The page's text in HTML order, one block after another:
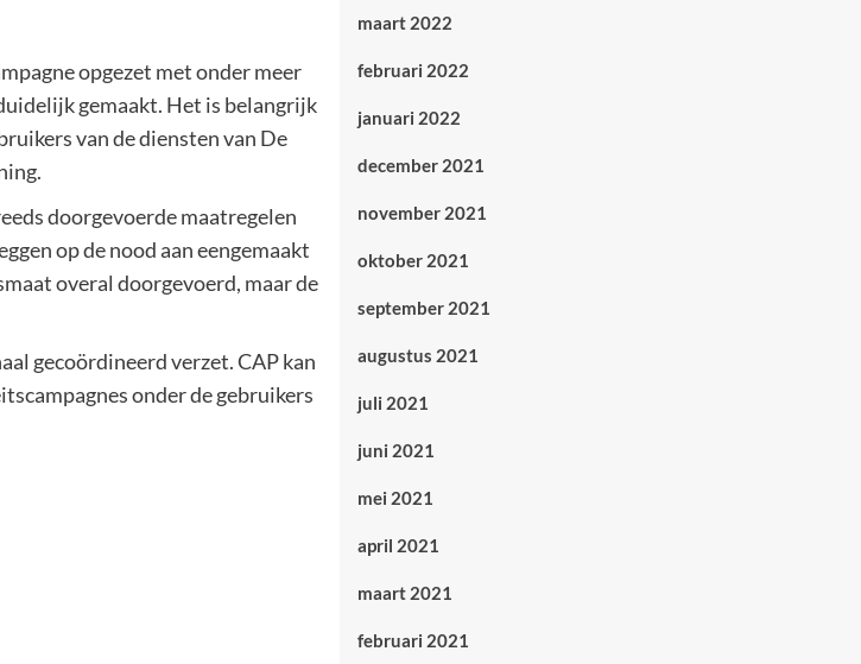
opgezet met onder meer
gemaakt. Het is belangrijk
van de diensten van De
doorgevoerde maatregelen
op de nood aan eengemaakt
overal doorgevoerd, maar de
gecoördineerd verzet. CAP kan
onder de gebruikers
maart 2022
februari 2022
januari 2022
december 2021
november 2021
oktober 2021
september 2021
augustus 2021
juli 2021
juni 2021
mei 2021
april 2021
maart 2021
februari 2021